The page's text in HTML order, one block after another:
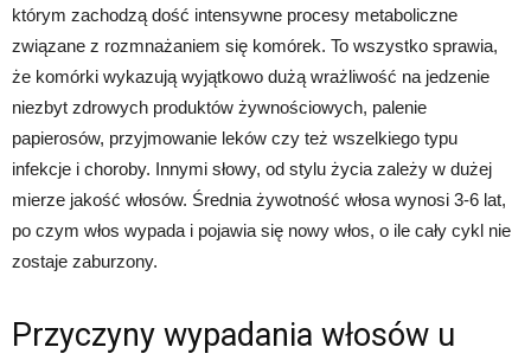
którym zachodzą dość intensywne procesy metaboliczne
związane z rozmnażaniem się komórek. To wszystko sprawia,
że komórki wykazują wyjątkowo dużą wrażliwość na jedzenie
niezbyt zdrowych produktów żywnościowych, palenie
papierosów, przyjmowanie leków czy też wszelkiego typu
infekcje i choroby. Innymi słowy, od stylu życia zależy w dużej
mierze jakość włosów. Średnia żywotność włosa wynosi 3-6 lat,
po czym włos wypada i pojawia się nowy włos, o ile cały cykl nie
zostaje zaburzony.
Przyczyny wypadania włosów u